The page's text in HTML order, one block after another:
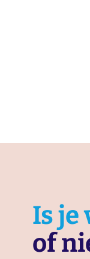
Is je
of